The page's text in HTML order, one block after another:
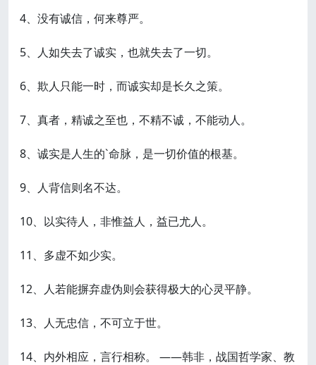
4、没有诚信，何来尊严。
5、人如失去了诚实，也就失去了一切。
6、欺人只能一时，而诚实却是长久之策。
7、真者，精诚之至也，不精不诚，不能动人。
8、诚实是人生的`命脉，是一切价值的根基。
9、人背信则名不达。
10、以实待人，非惟益人，益已尤人。
11、多虚不如少实。
12、人若能摒弃虚伪则会获得极大的心灵平静。
13、人无忠信，不可立于世。
14、内外相应，言行相称。 ——韩非，战国哲学家、教